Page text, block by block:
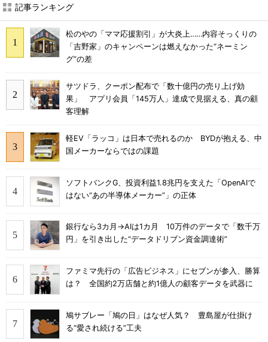
記事ランキング
松のやの「ママ応援割引」が大炎上……内容そっくりの
「吉野家」のキャンペーンは燃えなかった“ネーミン
グ”の差
サツドラ、クーポン配布で「数十億円の売り上げ効
果」 アプリ会員「145万人」達成で見据える、真の顧
客理解
軽EV「ラッコ」は日本で売れるのか BYDが抱える、中
国メーカーならではの課題
ソフトバンクG、投資利益1.8兆円を支えた「OpenAIで
はない“あの半導体メーカー”」の正体
銀行なら3カ月→AIは1カ月 10万件のデータで「数千万
円」を引き出した“データドリブン資金調達術”
ファミマ先行の「広告ビジネス」にセブンが参入、勝算
は？ 全国約2万店舗と約1億人の顧客データを武器に
鳩サブレー「鳩の日」はなぜ人気？ 豊島屋が仕掛け
る“愛され続ける”工夫